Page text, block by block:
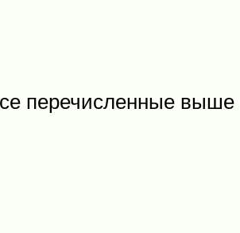
перечисленные выше